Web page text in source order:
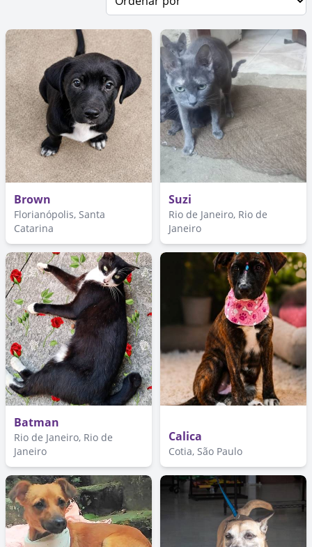
Brown
Florianópolis, Santa
Catarina
Suzi
Rio de Janeiro, Rio de
Janeiro
Batman
Rio de Janeiro, Rio de
Janeiro
Calica
Cotia, São Paulo